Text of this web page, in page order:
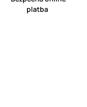
platba